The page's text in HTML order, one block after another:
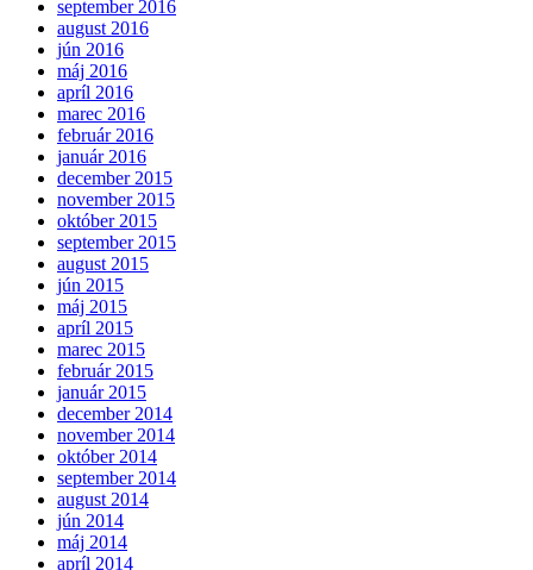
september 2016
august 2016
jún 2016
máj 2016
apríl 2016
marec 2016
február 2016
január 2016
december 2015
november 2015
október 2015
september 2015
august 2015
jún 2015
máj 2015
apríl 2015
marec 2015
február 2015
január 2015
december 2014
november 2014
október 2014
september 2014
august 2014
jún 2014
máj 2014
apríl 2014